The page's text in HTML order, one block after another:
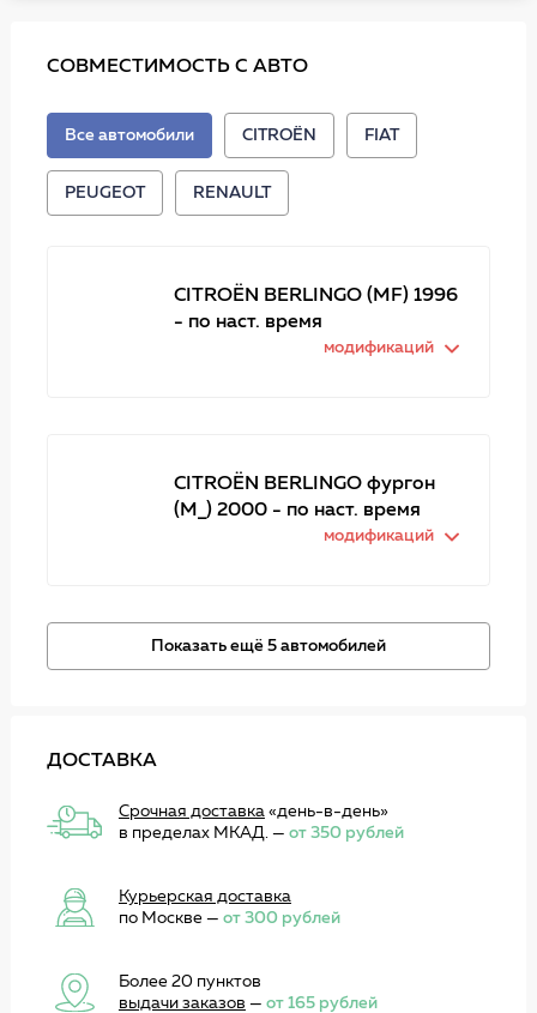
СОВМЕСТИМОСТЬ С АВТО
Все автомобили CITROËN FIAT
PEUGEOT RENAULT
CITROËN BERLINGO (MF) 1996
- по наст. время
модификаций
CITROËN BERLINGO фургон
(M_) 2000 - по наст. время
модификаций
Показать ещё 5 автомобилей
ДОСТАВКА
Срочная доставка«день-в-день»
в пределах МКАД. — от 350 рублей
Курьерская доставка
по Москве — от 300 рублей
Более 20 пунктов
выдачи заказов — от 165 рублей